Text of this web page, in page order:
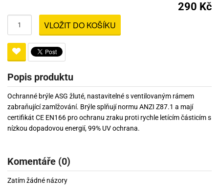
290 Kč
VLOŽIT DO KOŠÍKU
Popis produktu
Ochranné brýle ASG žluté, nastavitelné s ventilovaným rámem
zabraňující zamlžování. Brýle splňují normu ANZI Z87.1 a mají
certifikát CE EN166 pro ochranu zraku proti rychle letícím částicím s
nízkou dopadovou energií, 99% UV ochrana.
Komentáře (0)
Zatím žádné názory